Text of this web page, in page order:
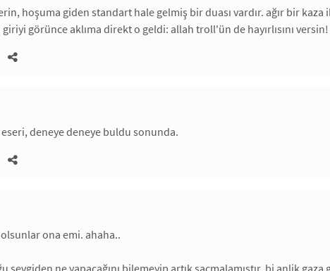
hoşuma giden standart hale gelmiş bir duası vardır. ağır bir
görünce aklıma direkt o geldi: allah troll'ün de hayırlısını versin!
deneye deneye buldu sonunda.
ona emi. ahaha..
sevgiden ne yapacağını bilemeyip artık saçmalamıştır. bi anlik